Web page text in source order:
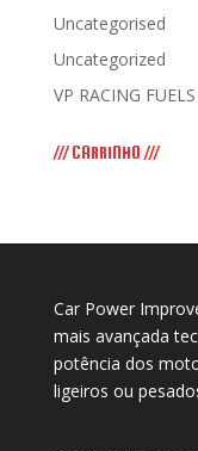
Uncategorised
Uncategorized
VP RACING FUELS
/// CARRINHO ///
Car Power
mais avançada
potência dos
ligeiros ou